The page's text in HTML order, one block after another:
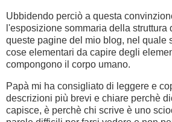
Ubbidendo perciò a questa
l'esposizione sommaria della struttura
queste pagine del mio blog, nel quale
cose elementari da capire degli
compongono il corpo umano.
Papà mi ha consigliato di leggere e
descrizioni più brevi e chiare perchè
capisce, è perchè chi scrive è uno